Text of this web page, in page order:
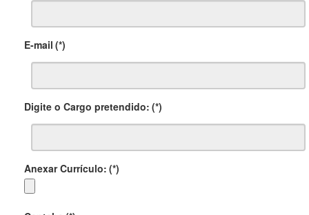
E-mail (*)
Digite o Cargo pretendido: (*)
Anexar Currículo: (*)